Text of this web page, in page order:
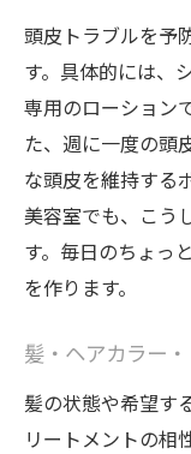
トリー
髪・ヘア
口コミで
美しい
髪質改善を
髪質改
ヘアカ
美髪に
力
髪・ヘ
頭皮トラブルを予
す。具体的には、
専用のローション
た、週に一度の頭
な頭皮を維持する
美容室でも、こう
す。毎日のちょっ
を作ります。
髪・ヘアカラー
髪の状態や希望す
リートメントの相